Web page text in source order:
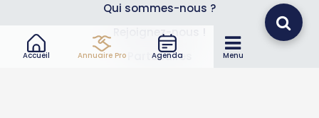
Accueil Annuaire Pro Agenda Menu
Qui sommes-nous ?
Rejoignez-nous !
Partenaires